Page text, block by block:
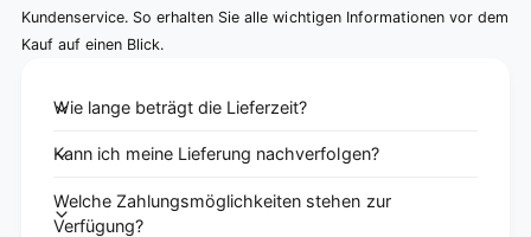
Kundenservice. So erhalten Sie alle wichtigen Informationen vor dem
Kauf auf einen Blick.
Wie lange beträgt die Lieferzeit?
Kann ich meine Lieferung nachverfolgen?
Welche Zahlungsmöglichkeiten stehen zur
Verfügung?